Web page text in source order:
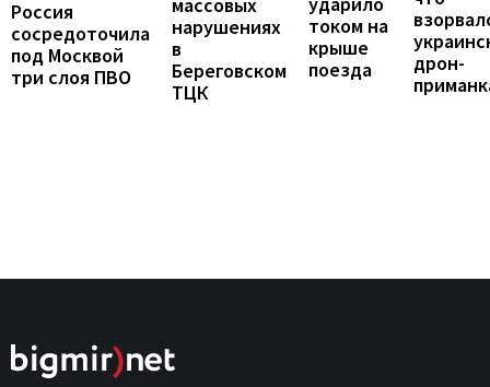
Россия
сосредоточила
под Москвой
три слоя ПВО
нарушениях
в
Береговском
ТЦК
током на
крыше
поезда
дрон-